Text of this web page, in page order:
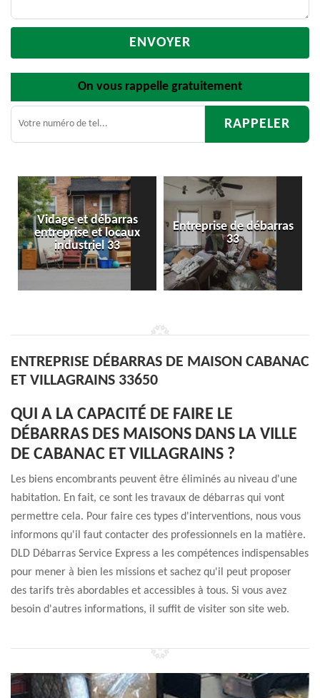
On vous rappelle gratuitement
Entreprise de débarras
33
Débarras
d'appartement 33
ENTREPRISE DÉBARRAS DE MAISON CABANAC
ET VILLAGRAINS 33650
QUI A LA CAPACITÉ DE FAIRE LE
DÉBARRAS DES MAISONS DANS LA VILLE
DE CABANAC ET VILLAGRAINS ?
Les biens encombrants peuvent être éliminés au niveau d'une
habitation. En fait, ce sont les travaux de débarras qui vont
permettre cela. Pour faire ces types d'interventions, nous vous
informons qu'il faut contacter des professionnels en la matière.
DLD Débarras Service Express a les compétences indispensables
pour mener à bien les missions et sachez qu'il peut proposer
des tarifs très abordables et accessibles à tous. Si vous avez
besoin d'autres informations, il suffit de visiter son site web.